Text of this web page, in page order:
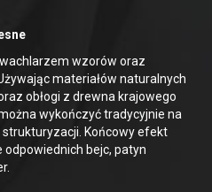
wzorów oraz
materiałów naturalnych
obłogi z drewna krajowego
wykończyć tradycyjnie na
strukturyzacji. Końcowy efekt
bejc, patyn